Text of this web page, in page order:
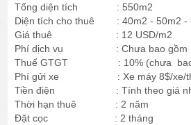
Tổng diện tích : 550m2
Diện tích cho thuê : 40m2 - 50m2 -
Giá thuê : 12 USD/m2
Phí dịch vụ : Chưa bao gồm
Thuế GTGT : 10% (chưa bao
Phí gửi xe : Xe máy 8$/xe/
Tiền điện : Tính theo giá
Thời hạn thuê : 2 năm
Đặt cọc : 2 tháng